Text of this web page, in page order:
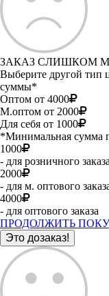
ЗАКАЗ СЛИШКОМ
Выберите другой тип
суммы*
Оптом от 4000
М.оптом от 2000
Для себя от 1000
*Минимальная сумма
1000
- для розничного заказа
2000
- для м. оптового
4000
- для оптового заказа
ПРОДОЛЖИТЬ